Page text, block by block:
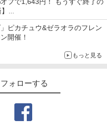
フで1,643円！ もうすぐ終了の
神 絶景版」が67%オフで990円
ピカチュウ&ゼラオラのフレン
開催！
もっと見る
ォローする